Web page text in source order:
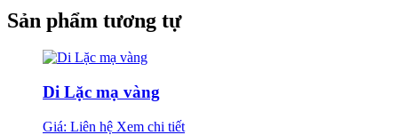
Sản phẩm tương tự
Di Lặc mạ vàng
Giá: Liên hệ Xem chi tiết